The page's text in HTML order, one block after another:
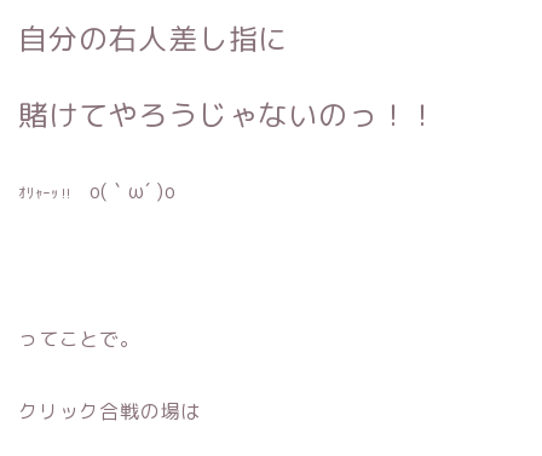
自分の右人差し指に
賭けてやろうじゃないのっ！！
ｵﾘｬｰｯ‼︎ o(｀ω´ )o
ってことで。
クリック合戦の場は